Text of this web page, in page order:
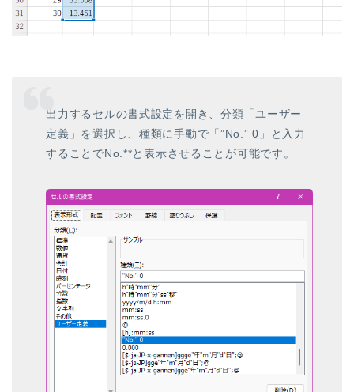
出力するセルの書式設定を開き、分類「ユーザー
定義」を選択し、種類に手動で「”No.” 0」と入力
することでNo.**と表示させることが可能です。